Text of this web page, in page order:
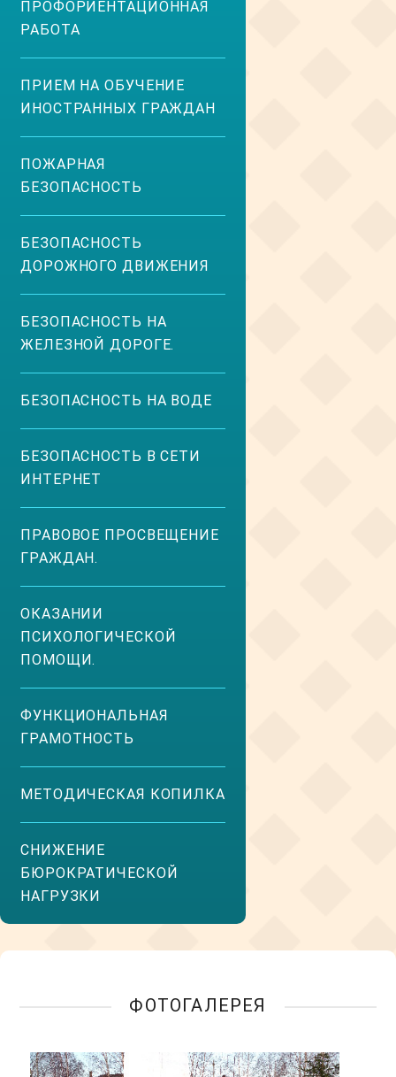
ПРОФОРИЕНТАЦИОННАЯ
РАБОТА
ПРИЕМ НА ОБУЧЕНИЕ
ИНОСТРАННЫХ ГРАЖДАН
ПОЖАРНАЯ
БЕЗОПАСНОСТЬ
БЕЗОПАСНОСТЬ
ДОРОЖНОГО ДВИЖЕНИЯ
БЕЗОПАСНОСТЬ НА
ЖЕЛЕЗНОЙ ДОРОГЕ.
БЕЗОПАСНОСТЬ НА ВОДЕ
БЕЗОПАСНОСТЬ В СЕТИ
ИНТЕРНЕТ
ПРАВОВОЕ ПРОСВЕЩЕНИЕ
ГРАЖДАН.
ОКАЗАНИИ
ПСИХОЛОГИЧЕСКОЙ
ПОМОЩИ.
ФУНКЦИОНАЛЬНАЯ
ГРАМОТНОСТЬ
МЕТОДИЧЕСКАЯ КОПИЛКА
СНИЖЕНИЕ
БЮРОКРАТИЧЕСКОЙ
НАГРУЗКИ
ФОТОГАЛЕРЕЯ